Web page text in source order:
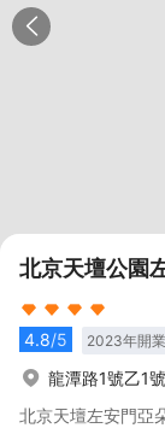
北京天壇公園
4.8/5 2023年開業
龍潭路1號乙1號
北京天壇左安門亞